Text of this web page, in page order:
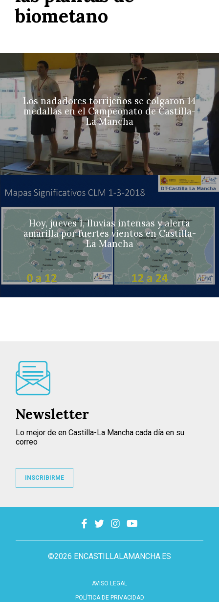
biometano
Los nadadores torrijeños se colgaron 14
medallas en el Campeonato de Castilla-
La Mancha
Hoy, jueves 1, lluvias intensas y alerta
amarilla por fuertes vientos en Castilla-
La Mancha
©2026 ENCASTILLALAMANCHA.ES
AVISO LEGAL
POLÍTICA DE PRIVACIDAD
Newsletter
Lo mejor de en Castilla-La Mancha cada día en su
correo
INSCRIBIRME